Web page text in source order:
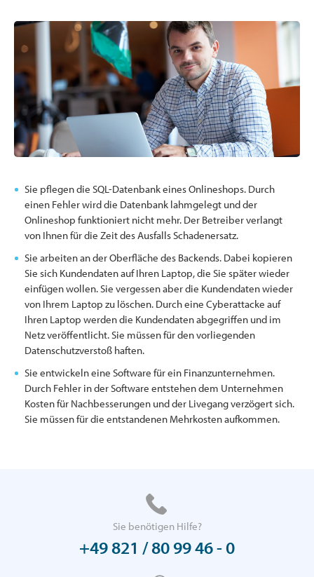
Sie pflegen die SQL-Datenbank eines Onlineshops. Durch
einen Fehler wird die Datenbank lahmgelegt und der
Onlineshop funktioniert nicht mehr. Der Betreiber verlangt
von Ihnen für die Zeit des Ausfalls Schadenersatz.
Sie arbeiten an der Oberfläche des Backends. Dabei kopieren
Sie sich Kundendaten auf Ihren Laptop, die Sie später wieder
einfügen wollen. Sie vergessen aber die Kundendaten wieder
von Ihrem Laptop zu löschen. Durch eine Cyberattacke auf
Ihren Laptop werden die Kundendaten abgegriffen und im
Netz veröffentlicht. Sie müssen für den vorliegenden
Datenschutzverstoß haften.
Sie entwickeln eine Software für ein Finanzunternehmen.
Durch Fehler in der Software entstehen dem Unternehmen
Kosten für Nachbesserungen und der Livegang verzögert sich.
Sie müssen für die entstandenen Mehrkosten aufkommen.
Sie benötigen Hilfe?
+49 821 / 80 99 46 - 0